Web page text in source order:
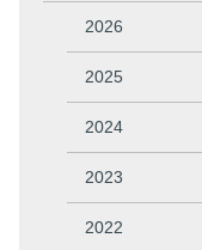
2026
2025
2024
2023
2022